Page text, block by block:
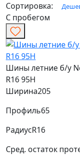
Сортировка:
С пробегом
Шины летние б/у
R16 95H
Ширина205
Профиль65
РадиусR16
Сред. остаток